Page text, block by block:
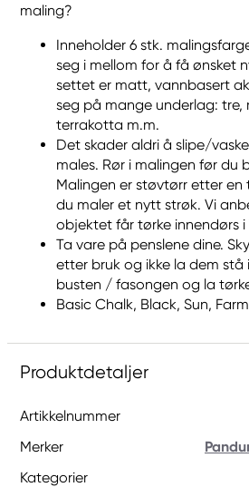
maling?
Inneholder 6 stk.
seg i mellom for å få ønsket
settet er matt, vannbasert
seg på mange underlag: tre,
terrakotta m.m.
Det skader aldri å slipe/
males. Rør i malingen før du
Malingen er støvtørr etter en
du maler et nytt strøk. Vi
objektet får tørke innendørs
Ta vare på penslene dine.
etter bruk og ikke la dem stå
busten / fasongen og la
Basic Chalk, Black, Sun,
Produktdetaljer
Artikkelnummer
Merker
Kategorier